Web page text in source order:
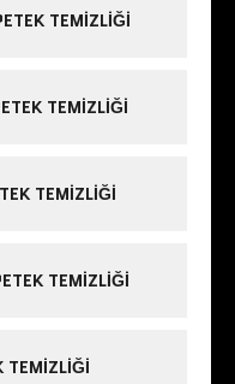
TEMIZLIĞI
TEMIZLIĞI
TEMIZLIĞI
TEMIZLIĞI
TEMIZLIĞI